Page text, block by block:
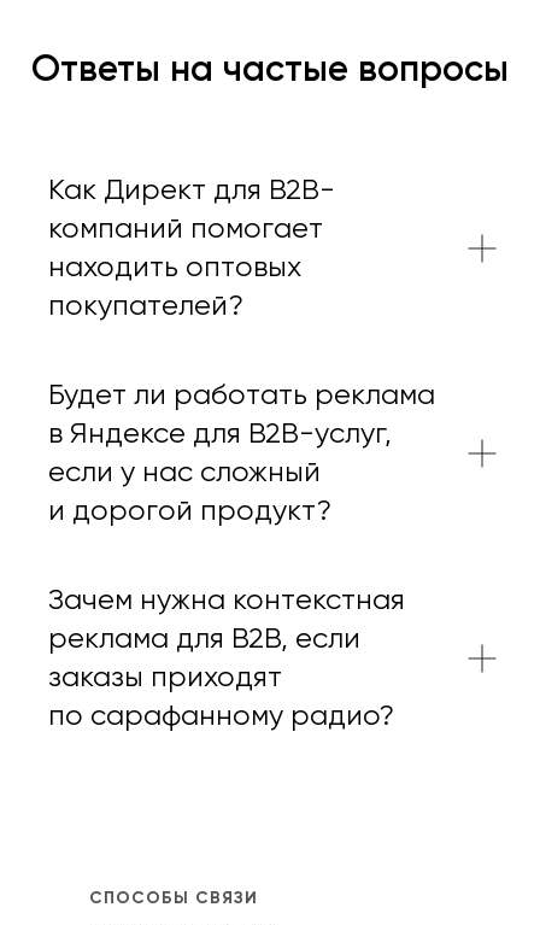
Ответы на частые вопросы
Как Директ для B2B-
компаний помогает
находить оптовых
покупателей?
Будет ли работать реклама
в Яндексе для B2B-услуг,
если у нас сложный
и дорогой продукт?
Зачем нужна контекстная
реклама для B2B, если
заказы приходят
по сарафанному радио?
+
СПОСОБЫ СВЯЗИ
Ведение контекстной рекламы
Настройка контекстной рекламы
Заказать контекстную рекламу
Ведение рекламы в Яндекс.Директ
Стоимость рекламы в Яндекс.Директ
Заказать рекламу в Яндекс.Директ
Аудит контекстной рекламы